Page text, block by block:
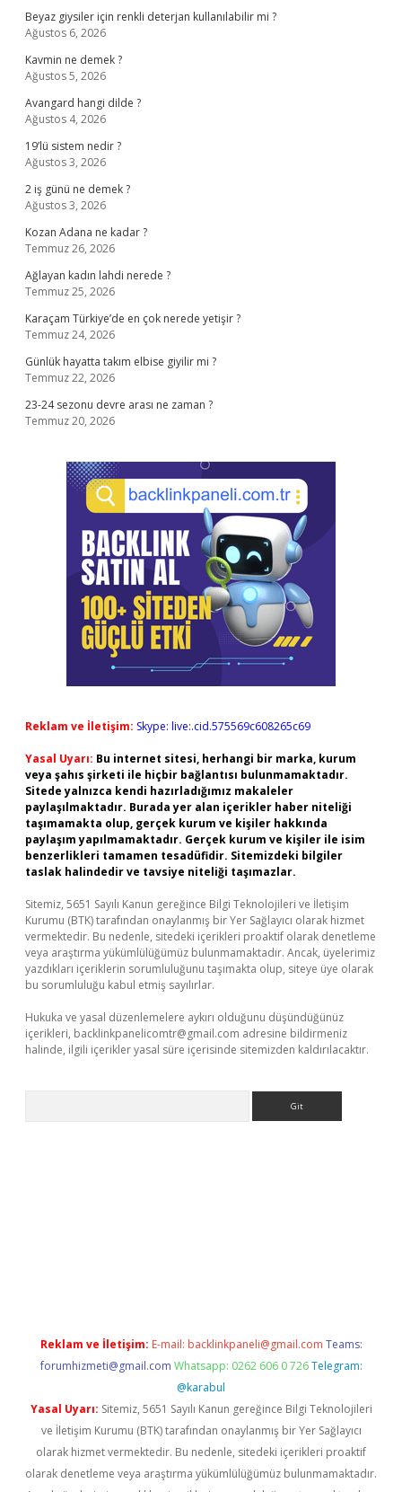
Beyaz giysiler için renkli deterjan kullanılabilir mi ?
Ağustos 6, 2026
Kavmin ne demek ?
Ağustos 5, 2026
Avangard hangi dilde ?
Ağustos 4, 2026
19’lü sistem nedir ?
Ağustos 3, 2026
2 iş günü ne demek ?
Ağustos 3, 2026
Kozan Adana ne kadar ?
Temmuz 26, 2026
Ağlayan kadın lahdi nerede ?
Temmuz 25, 2026
Karaçam Türkiye’de en çok nerede yetişir ?
Temmuz 24, 2026
Günlük hayatta takım elbise giyilir mi ?
Temmuz 22, 2026
23-24 sezonu devre arası ne zaman ?
Temmuz 20, 2026
Reklam ve İletişim: Skype: live:.cid.575569c608265c69
Yasal Uyarı: Bu internet sitesi, herhangi bir marka, kurum
veya şahıs şirketi ile hiçbir bağlantısı bulunmamaktadır.
Sitede yalnızca kendi hazırladığımız makaleler
paylaşılmaktadır. Burada yer alan içerikler haber niteliği
taşımamakta olup, gerçek kurum ve kişiler hakkında
paylaşım yapılmamaktadır. Gerçek kurum ve kişiler ile isim
benzerlikleri tamamen tesadüfidir. Sitemizdeki bilgiler
taslak halindedir ve tavsiye niteliği taşımazlar.
Sitemiz, 5651 Sayılı Kanun gereğince Bilgi Teknolojileri ve İletişim
Kurumu (BTK) tarafından onaylanmış bir Yer Sağlayıcı olarak hizmet
vermektedir. Bu nedenle, sitedeki içerikleri proaktif olarak denetleme
veya araştırma yükümlülüğümüz bulunmamaktadır. Ancak, üyelerimiz
yazdıkları içeriklerin sorumluluğunu taşımakta olup, siteye üye olarak
bu sorumluluğu kabul etmiş sayılırlar.
Hukuka ve yasal düzenlemelere aykırı olduğunu düşündüğünüz
içerikleri, backlinkpanelicomtr@gmail.com adresine bildirmeniz
halinde, ilgili içerikler yasal süre içerisinde sitemizden kaldırılacaktır.
Reklam ve İletişim: E-mail: backlinkpaneli@gmail.com Teams:
forumhizmeti@gmail.com Whatsapp: 0262 606 0 726 Telegram:
@karabul
Yasal Uyarı: Sitemiz, 5651 Sayılı Kanun gereğince Bilgi Teknolojileri
ve İletişim Kurumu (BTK) tarafından onaylanmış bir Yer Sağlayıcı
olarak hizmet vermektedir. Bu nedenle, sitedeki içerikleri proaktif
olarak denetleme veya araştırma yükümlülüğümüz bulunmamaktadır.